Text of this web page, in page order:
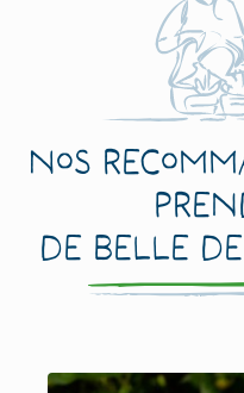
Nos
de Belle